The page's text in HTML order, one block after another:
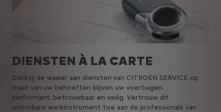
DIENSTEN À LA CARTE
Dankzij de waaier aan diensten van CITROËN SERVICE op
maat van uw behoeften blijven uw voertuigen
performant, betrouwbaar en veilig. Vertrouw dit
onmisbare werkinstrument toe aan de professionals van